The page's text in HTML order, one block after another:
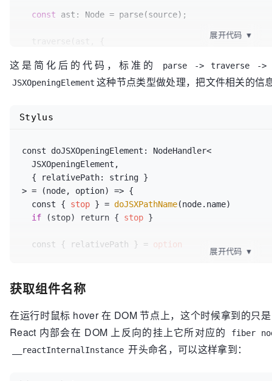
const ast: Node = parse(source);
if (path.type === "JSXOpeningElement") {
doJSXOpeningElement(path.node as
});
const { code } = generate (ast);
return code
展开代码 ▼
这是简化后的代码，标准的
parse -> traverse ->
JSXOpeningElement 这种节点类型做处理，把文件相关的信
const doJSXOpeningElement: NodeHandler<
JSXOpeningElement,
{ relativePath: string }
> = (node, option) => {
const { stop } = doJSXPathName(node.name)
if (stop) return { stop }
const { relativePath } = option
const lineAttr =
jsxIdentifier
stringLiteral(node.loc.start .line.toString()),
// 写入列号
Stylus
展开代码 ▼
获取组件名称
在运行时鼠标 hover 在 DOM 节点上，这个时候拿到的只
React 内部会在 DOM 上反向的挂上它所对应的
fiber
__reactInternalInstance 开头命名，可以这样拿到：